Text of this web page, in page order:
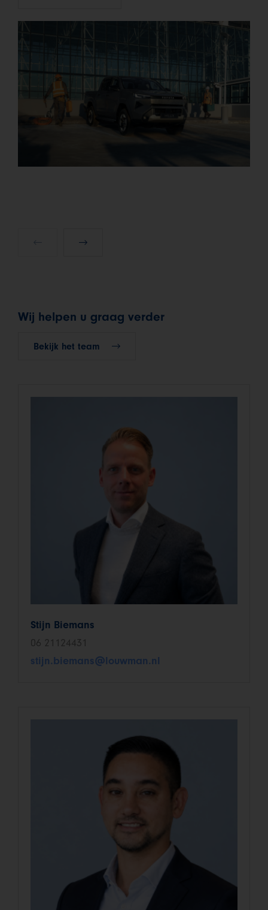
Wij helpen u graag verder
Bekijk het team
Stijn Biemans
06 21124431
stijn.biemans@louwman.nl